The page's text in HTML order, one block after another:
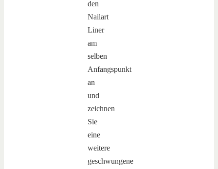
den
Nailart
Liner
am
selben
Anfangspunkt
an
und
zeichnen
Sie
eine
weitere
geschwungene